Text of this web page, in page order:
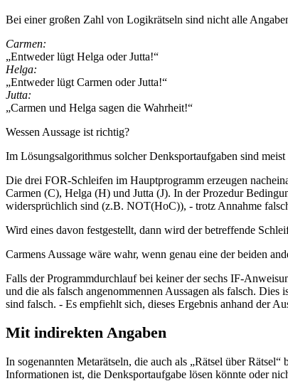
Bei einer großen Zahl von Logikrätseln sind nicht alle
Carmen:
„Entweder lügt Helga oder Jutta!“
Helga:
„Entweder lügt Carmen oder Jutta!“
Jutta:
„Carmen und Helga sagen die Wahrheit!“
Wessen Aussage ist richtig?
Im Lösungsalgorithmus solcher Denksportaufgaben sind
Die drei FOR-Schleifen im Hauptprogramm erzeugen
Carmen (C), Helga (H) und Jutta (J). In der Prozedur
widersprüchlich sind (z.B. NOT(HoC)), - trotz Annahme
Wird eines davon festgestellt, dann wird der betreffende
Carmens Aussage wäre wahr, wenn genau eine der beiden
Falls der Programmdurchlauf bei keiner der sechs IF-
und die als falsch angenommennen Aussagen als falsch.
sind falsch. - Es empfiehlt sich, dieses Ergebnis anhand der
Mit indirekten Angaben
In sogenannten Metarätseln, die auch als „Rätsel über
Informationen ist, die Denksportaufgabe lösen könnte oder